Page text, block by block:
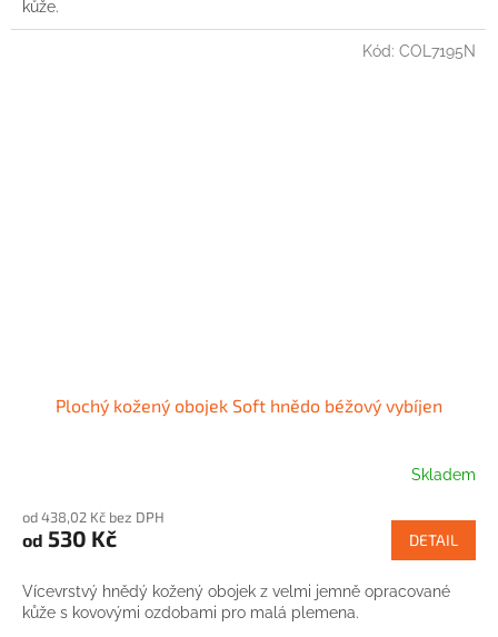
kůže.
Plochý kožený obojek Soft hnědo béžový vybíjen
Skladem
od 438,02 Kč bez DPH
od 530 Kč DETAIL
Vícevrstvý hnědý kožený obojek z velmi jemně opracované
kůže s kovovými ozdobami pro malá plemena.
Kód: COL7195N